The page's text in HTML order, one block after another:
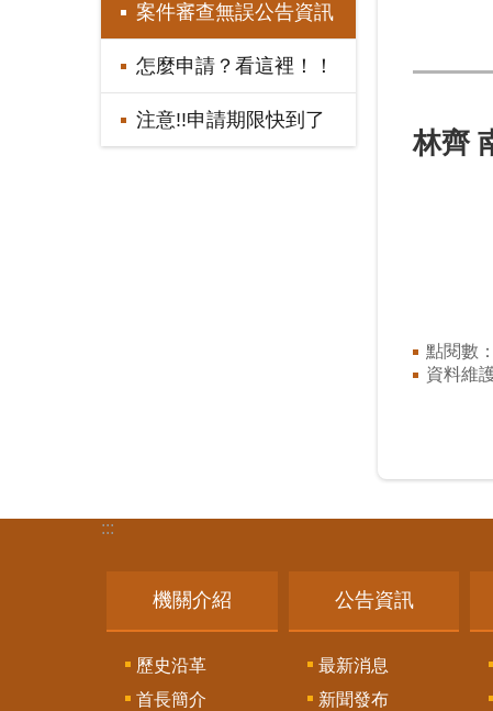
案件審查無誤公告資訊
怎麼申請？看這裡！！
注意!!申請期限快到了
林齊
點閱數：
資料維
:::
機關介紹
歷史沿革
首長簡介
公告資訊
最新消息
新聞發布